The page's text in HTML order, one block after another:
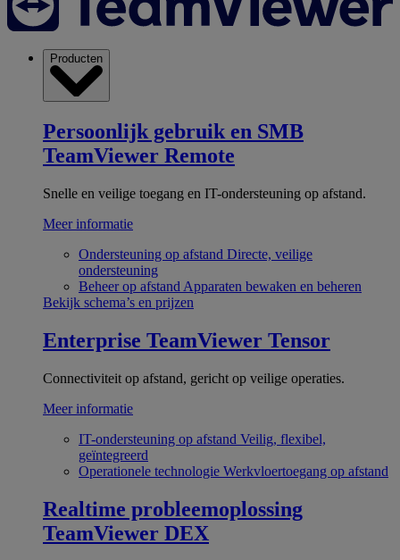
Producten
Persoonlijk gebruik en SMB
TeamViewer Remote
Snelle en veilige toegang en IT-ondersteuning op afstand.
Meer informatie
Ondersteuning op afstand Directe, veilige
ondersteuning
Beheer op afstand Apparaten bewaken en beheren
Bekijk schema’s en prijzen
Enterprise TeamViewer Tensor
Connectiviteit op afstand, gericht op veilige operaties.
Meer informatie
IT-ondersteuning op afstand Veilig, flexibel,
geïntegreerd
Operationele technologie Werkvloertoegang op afstand
Realtime probleemoplossing
TeamViewer DEX